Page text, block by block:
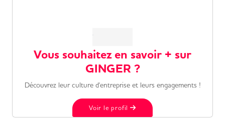
Vous souhaitez en savoir + sur
GINGER ?
Découvrez leur culture d'entreprise et leurs engagements !
Voir le profil